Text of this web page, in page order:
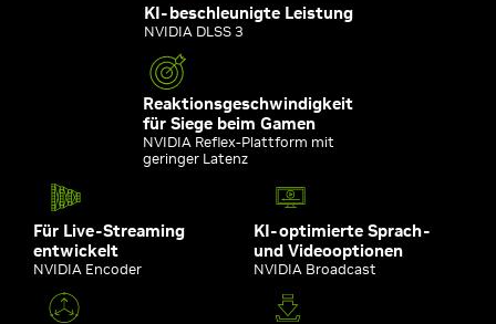
KI-beschleunigte Leistung
NVIDIA DLSS 3
Reaktionsgeschwindigkeit
für Siege beim Gamen
NVIDIA Reflex-Plattform mit
geringer Latenz
Für Live-Streaming
entwickelt
NVIDIA Encoder
KI-optimierte Sprach-
und Videooptionen
NVIDIA Broadcast